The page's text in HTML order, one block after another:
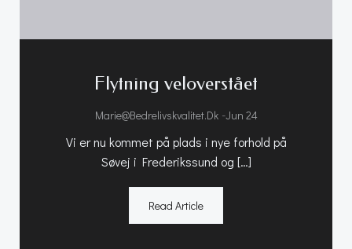
Flytning veloverstået
Marie@bedrelivskvalitet.dk -Jun 24
Vi er nu kommet på plads i nye forhold på
Søvej i Frederikssund og […]
Read Article